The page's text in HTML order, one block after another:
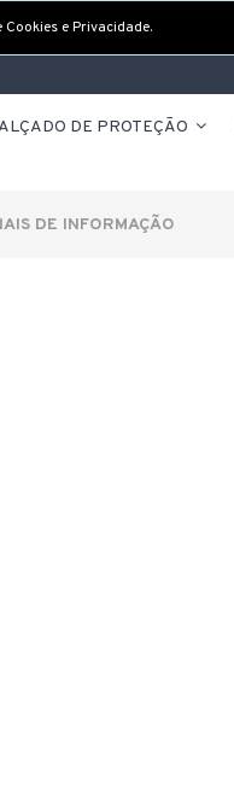
e Privacidade.
DE PROTEÇÃO
DE INFORMAÇÃO